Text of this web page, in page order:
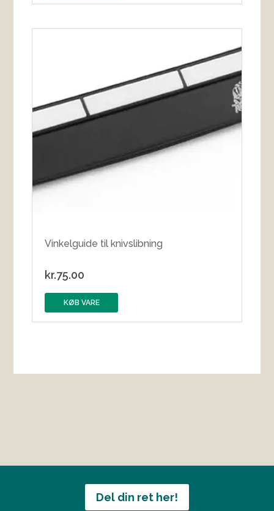
Vinkelguide til knivslibning
kr.75.00
KØB VARE
Del din ret her!